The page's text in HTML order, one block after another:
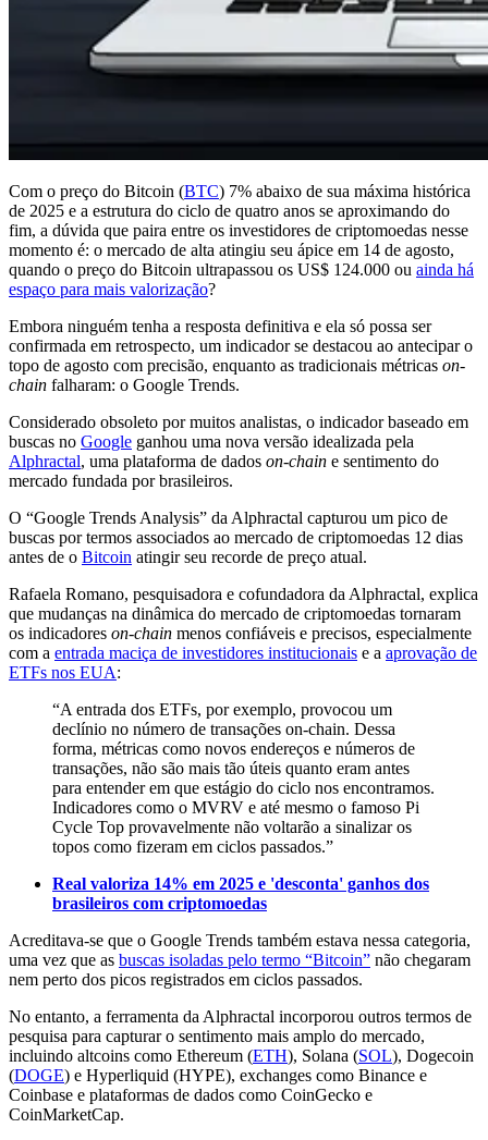
Com o preço do Bitcoin (BTC) 7% abaixo de sua máxima histórica
de 2025 e a estrutura do ciclo de quatro anos se aproximando do
fim, a dúvida que paira entre os investidores de criptomoedas nesse
momento é: o mercado de alta atingiu seu ápice em 14 de agosto,
quando o preço do Bitcoin ultrapassou os US$ 124.000 ou ainda há
espaço para mais valorização?
Embora ninguém tenha a resposta definitiva e ela só possa ser
confirmada em retrospecto, um indicador se destacou ao antecipar o
topo de agosto com precisão, enquanto as tradicionais métricas on-
chain falharam: o Google Trends.
Considerado obsoleto por muitos analistas, o indicador baseado em
buscas no Google ganhou uma nova versão idealizada pela
Alphractal, uma plataforma de dados on-chain e sentimento do
mercado fundada por brasileiros.
O “Google Trends Analysis” da Alphractal capturou um pico de
buscas por termos associados ao mercado de criptomoedas 12 dias
antes de o Bitcoin atingir seu recorde de preço atual.
Rafaela Romano, pesquisadora e cofundadora da Alphractal, explica
que mudanças na dinâmica do mercado de criptomoedas tornaram
os indicadores on-chain menos confiáveis e precisos, especialmente
com a entrada maciça de investidores institucionais e a aprovação de
ETFs nos EUA:
“A entrada dos ETFs, por exemplo, provocou um
declínio no número de transações on-chain. Dessa
forma, métricas como novos endereços e números de
transações, não são mais tão úteis quanto eram antes
para entender em que estágio do ciclo nos encontramos.
Indicadores como o MVRV e até mesmo o famoso Pi
Cycle Top provavelmente não voltarão a sinalizar os
topos como fizeram em ciclos passados.”
Real valoriza 14% em 2025 e 'desconta' ganhos dos
brasileiros com criptomoedas
Acreditava-se que o Google Trends também estava nessa categoria,
uma vez que as buscas isoladas pelo termo “Bitcoin” não chegaram
nem perto dos picos registrados em ciclos passados.
No entanto, a ferramenta da Alphractal incorporou outros termos de
pesquisa para capturar o sentimento mais amplo do mercado,
incluindo altcoins como Ethereum (ETH), Solana (SOL), Dogecoin
(DOGE) e Hyperliquid (HYPE), exchanges como Binance e
Coinbase e plataformas de dados como CoinGecko e
CoinMarketCap.